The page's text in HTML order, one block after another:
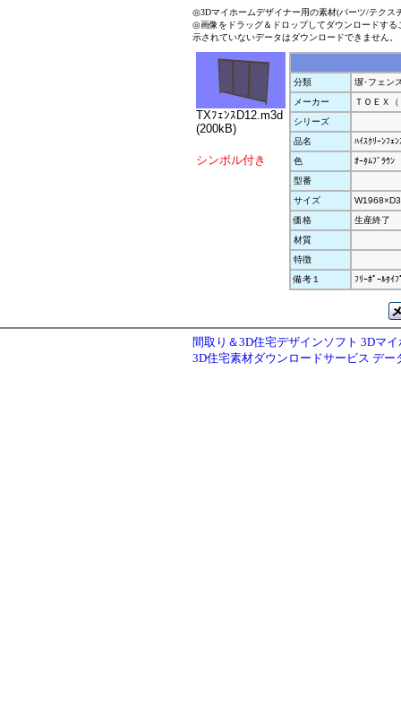
◎3Dマイホームデザイナー用の素材(パーツ/テクス
◎画像をドラッグ＆ドロップしてダウンロードす
示されていないデータはダウンロードできません。
TXﾌｪﾝｽD12.m3d
(200kB)
シンボル付き
分類
塀･フェン
メーカー
ＴＯＥＸ
シリーズ
品名
ﾊｲｽｸﾘｰﾝﾌｪ
色
ｵｰﾀﾑﾌﾞﾗｳﾝ
型番
サイズ
価格
生産終了
材質
特徴
備考１
ﾌﾘｰﾎﾟｰﾙﾀｲﾌ
間取り＆3D住宅デザインソフト 3Dマ
3D住宅素材ダウンロードサービス デー